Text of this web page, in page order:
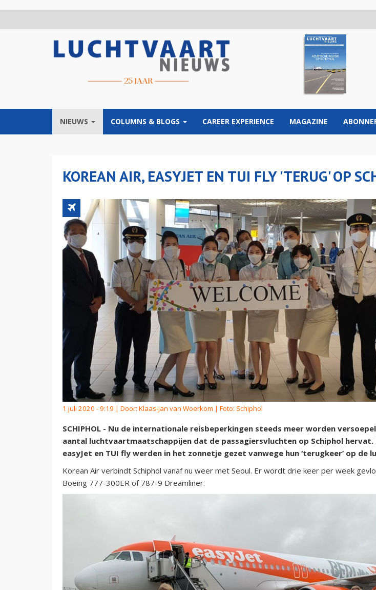
NIEUWS COLUMNS & BLOGS CAREER EXPERIENCE MAGAZINE
KOREAN AIR, EASYJET EN TUI FLY 'TERUG' OP
1 juli 2020 - 9:19 | Door: Klaas-Jan van Woerkom | Foto: Schiphol
SCHIPHOL - Nu de internationale reisbeperkingen steeds meer worden
aantal luchtvaartmaatschappijen dat de passagiersvluchten op Schiphol hervat.
easyJet en TUI fly werden in het zonnetje gezet vanwege hun ‘terugkeer’ op de
Korean Air verbindt Schiphol vanaf nu weer met Seoul. Er wordt drie keer per week
Boeing 777-300ER of 787-9 Dreamliner.